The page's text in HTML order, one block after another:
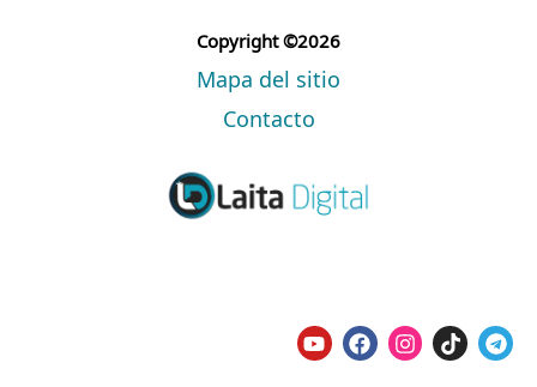
Copyright ©2026
Mapa del sitio
Contacto